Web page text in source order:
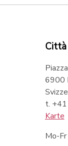
Città
6900
t.
Karte
Mo-